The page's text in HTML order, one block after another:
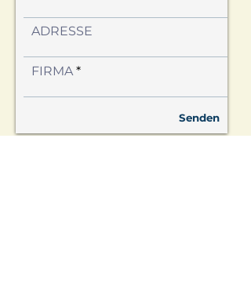
ADRESSE
FIRMA
Senden